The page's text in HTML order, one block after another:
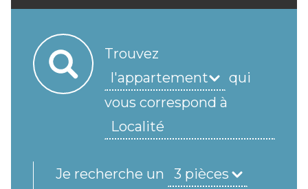
Trouvez
qui
vous correspond à
Je recherche un